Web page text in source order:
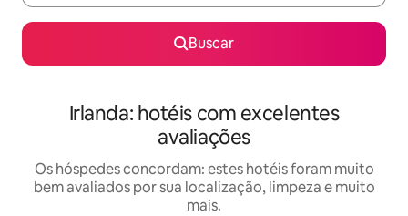
Buscar
Irlanda: hotéis com excelentes
avaliações
Os hóspedes concordam: estes hotéis foram muito
bem avaliados por sua localização, limpeza e muito
mais.